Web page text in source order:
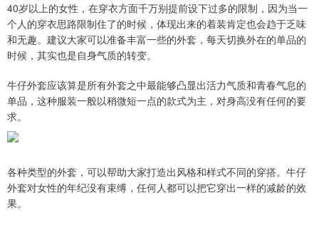
40岁以上的女性，在穿衣方面千万别提前设下过多的限制，因为当一
个人的穿衣思路限制住了的时候，体现出来的着装肯定也会趋于乏味
和无趣。建议大家可以准备丰富一些的外套，每天切换外在的单品的
时候，其实也是自身气质的转变。
牛仔外套应该算是所有外套之中最能够凸显出活力气质和青春气息的
单品，这种服装一般以稍微短一点的款式为主，对身高没有任何的要
求。
各种类型的外套，可以帮助大家打造出风格和样式不同的穿搭。牛仔
外套对女性的年纪没有束缚，任何人都可以把它穿出一样的减龄的效
果。